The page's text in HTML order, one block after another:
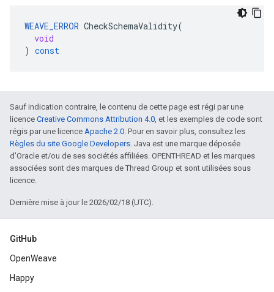
WEAVE_ERROR CheckSchemaValidity(
void
) const
Sauf indication contraire, le contenu de cette page est régi par une
licence Creative Commons Attribution 4.0, et les exemples de code sont
régis par une licence Apache 2.0. Pour en savoir plus, consultez les
Règles du site Google Developers. Java est une marque déposée
d'Oracle et/ou de ses sociétés affiliées. OPENTHREAD et les marques
associées sont des marques de Thread Group et sont utilisées sous
licence.
Dernière mise à jour le 2026/02/18 (UTC).
GitHub
OpenWeave
Happy